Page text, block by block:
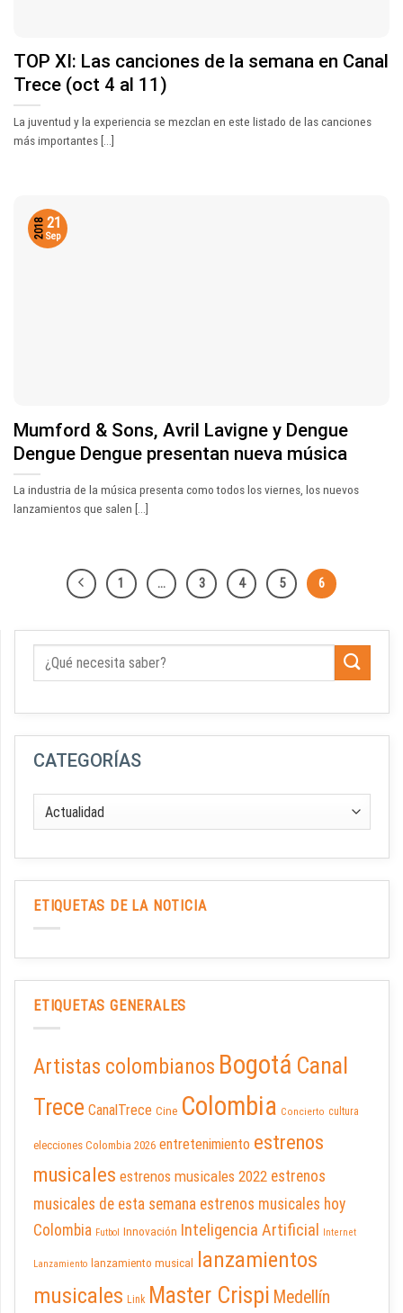
TOP XI: Las canciones de la semana en Canal
Trece (oct 4 al 11)
La juventud y la experiencia se mezclan en este listado de las canciones
más importantes [...]
Mumford & Sons, Avril Lavigne y Dengue
Dengue Dengue presentan nueva música
La industria de la música presenta como todos los viernes, los nuevos
lanzamientos que salen [...]
21
Sep
2018
1 … 3 4 5 6
CATEGORÍAS
ETIQUETAS DE LA NOTICIA
ETIQUETAS GENERALES
Artistas colombianos Bogotá Canal
Trece CanalTrece Cine Colombia Concierto cultura
elecciones Colombia 2026 entretenimiento estrenos
musicales estrenos musicales 2022 estrenos
musicales de esta semana estrenos musicales hoy
Colombia Futbol Innovación Inteligencia Artificial Internet
Lanzamiento lanzamiento musical lanzamientos
musicales Link Master Crispi Medellín